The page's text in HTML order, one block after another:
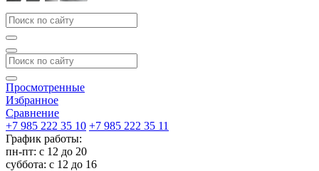
Просмотренные
Избранное
Сравнение
+7 985 222 35 10 +7 985 222 35 11
График работы:
пн-пт: с 12 до 20
суббота: c 12 до 16